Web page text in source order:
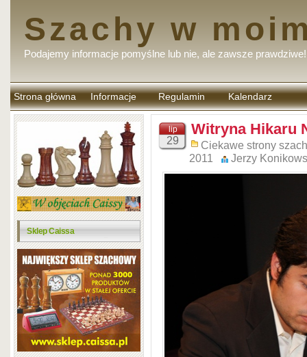
Szachy w
Podajemy informacje pomyślne lub nie, ale zawsze prawdziwe!
Strona główna Informacje Regulamin
komentarzy
Kalendarz
Sklep Caissa
lip
29
Witryna Hikaru
Ciekawe strony
2011
Jerzy